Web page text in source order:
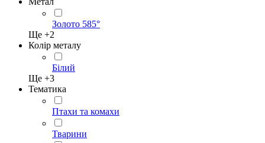
Золото 585°
Ще +2
Колір металу
Білий
Ще +3
Тематика
Птахи та комахи
Тварини